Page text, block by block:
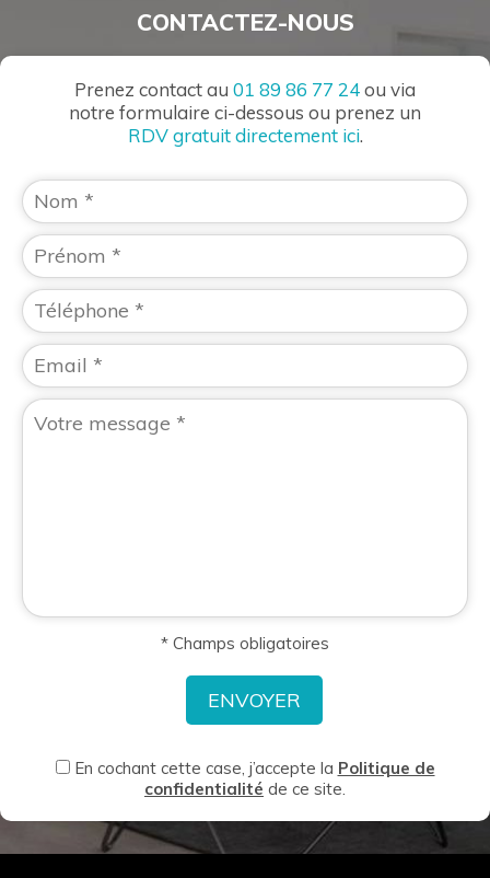
CONTACTEZ-NOUS
Prenez contact au 01 89 86 77 24ou via
notre formulaire ci-dessous ou prenez un
RDV gratuit directement ici.
* Champs obligatoires
En cochant cette case, j’accepte la Politique de
confidentialité de ce site.